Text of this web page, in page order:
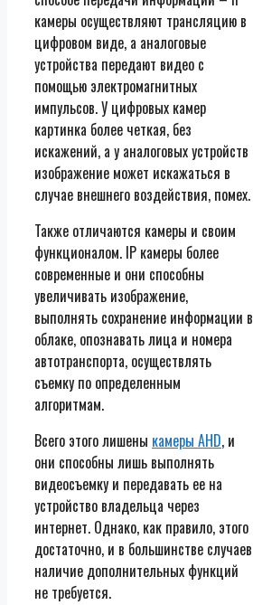
камеры осуществляют трансляцию в
цифровом виде, а аналоговые
устройства передают видео с
помощью электромагнитных
импульсов. У цифровых камер
картинка более четкая, без
искажений, а у аналоговых устройств
изображение может искажаться в
случае внешнего воздействия, помех.
Также отличаются камеры и своим
функционалом. IP камеры более
современные и они способны
увеличивать изображение,
выполнять сохранение информации в
облаке, опознавать лица и номера
автотранспорта, осуществлять
съемку по определенным
алгоритмам.
Всего этого лишены камеры AHD, и
они способны лишь выполнять
видеосъемку и передавать ее на
устройство владельца через
интернет. Однако, как правило, этого
достаточно, и в большинстве случаев
наличие дополнительных функций
не требуется.